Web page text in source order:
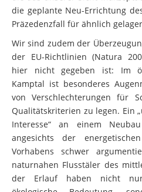
die geplante Neu-Errichtung
Präzedenzfall für ähnlich
Wir sind zudem der
der EU-Richtlinien (Natura
hier nicht gegeben ist: Im
Kamptal ist besonderes
von Verschlechterungen für
Qualitätskriterien zu legen. Ein
Interesse“ an einem
angesichts der
Vorhabens schwer
naturnahen Flusstäler des
der Erlauf haben nicht nur